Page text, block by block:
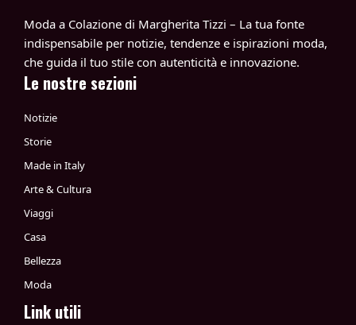
Moda a Colazione di Margherita Tizzi – La tua fonte
indispensabile per notizie, tendenze e ispirazioni moda,
che guida il tuo stile con autenticità e innovazione.
Le nostre sezioni
Notizie
Storie
Made in Italy
Arte & Cultura
Viaggi
Casa
Bellezza
Moda
Link utili